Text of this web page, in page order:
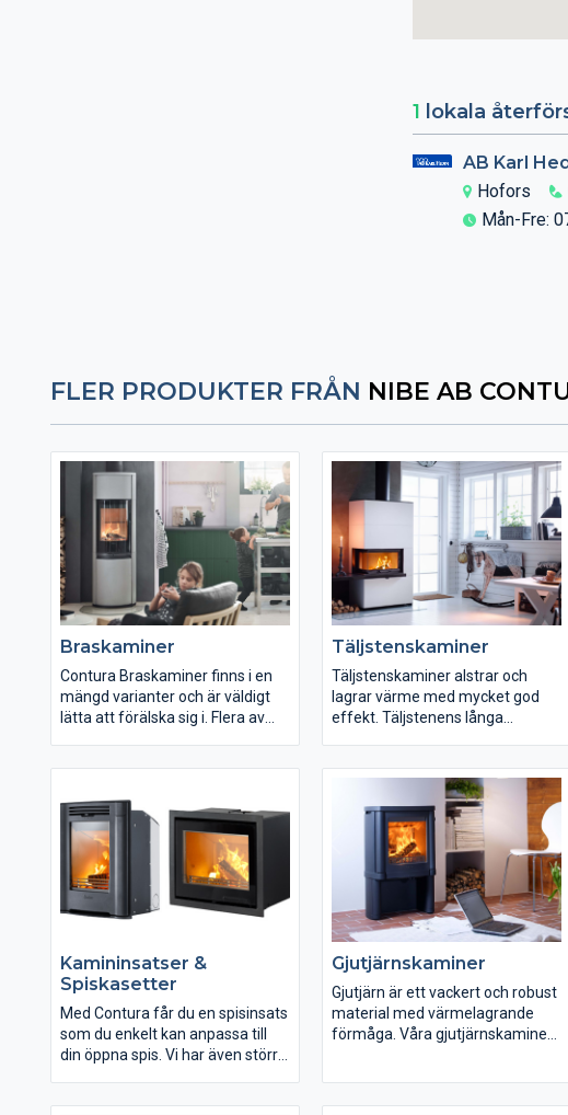
1 lokala
AB Karl
Hofors
Mån-Fre:
FLER PRODUKTER FRÅN NIBE AB
Braskaminer
Contura Braskaminer finns i en
mängd varianter och är väldigt
lätta att förälska sig i. Flera av
maximalt av elden ska du köpa
en braskamin från Contura.
Täljstenskaminer
Täljstenskaminer alstrar och
lagrar värme med mycket god
effekt. Täljstenens långa
jämnare och varar längre.
Uppvärmningen tar lite längre tid,
men när stenen väl blivit
genomvarm efter en stunds
eldning ackumulerar den
värmen.
Kamininsatser &
Spiskasetter
Med Contura får du en spisinsats
som du enkelt kan anpassa till
din öppna spis. Vi har även större
Gjutjärnskaminer
Gjutjärn är ett vackert och robust
material med värmelagrande
förmåga. Våra gjutjärnskaminer